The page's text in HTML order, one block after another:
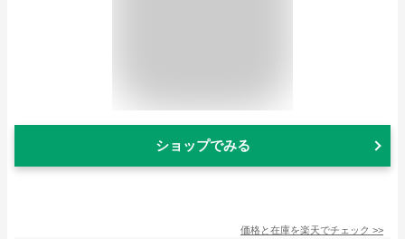
ショップでみる
価格と在庫を楽天でチェック >>